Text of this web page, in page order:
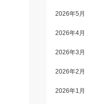
2026年5月
2026年4月
2026年3月
2026年2月
2026年1月